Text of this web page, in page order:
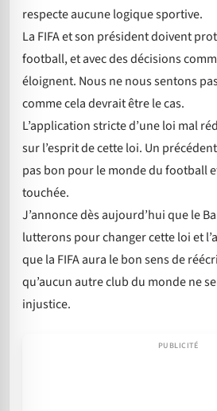
respecte aucune logique sportive.
La FIFA et son président doivent
football, et avec des décisions
éloignent. Nous ne nous sentons
comme cela devrait être le cas.
L’application stricte d’une loi mal
sur l’esprit de cette loi. Un
pas bon pour le monde du football
touchée.
J’annonce dès aujourd’hui que le
lutterons pour changer cette loi et
que la FIFA aura le bon sens de
qu’aucun autre club du monde ne
injustice.